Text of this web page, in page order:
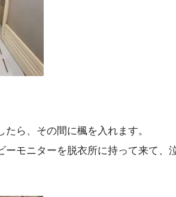
ら、その間に楓を入れます。
モニターを脱衣所に持って来て、